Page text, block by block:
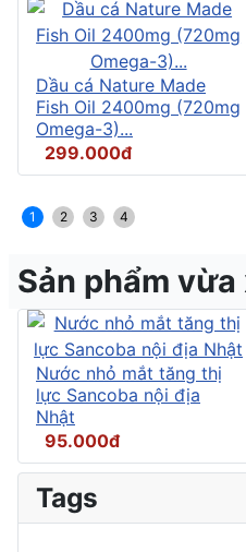
Dầu cá Nature Made
Fish Oil 2400mg (720mg
Omega-3)...
299.000đ
1 2 3 4
Sản phẩm vừa
Nước nhỏ mắt tăng thị
lực Sancoba nội địa
Nhật
95.000đ
Tags